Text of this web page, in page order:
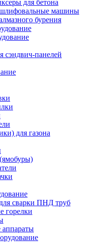
для бетона
машины
бурения
сэндвич-панелей
для газона
сварки ПНД труб
горелки